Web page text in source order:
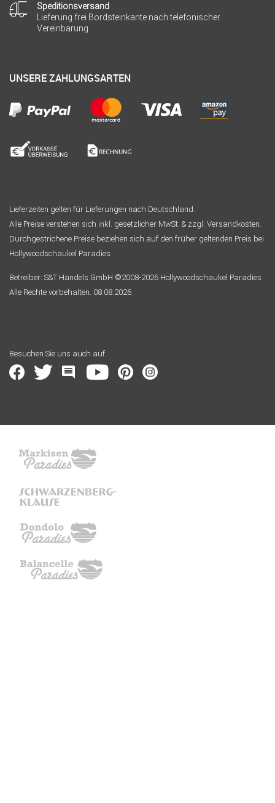
Speditionsversand
Lieferung frei Bordsteinkante nach telefonischer
Vereinbarung
UNSERE ZAHLUNGSARTEN
Lieferzeiten gelten für Lieferungen nach Deutschland.
Alle Preise verstehen sich inkl. gesetzlicher MwSt. & zzgl. Versandkosten.
Durchgestrichene Preise beziehen sich auf den früher geltenden Preis bei
Hollywoodschaukel Paradies
Betreiber: S&T Handels GmbH ©2008-2026 Hollywoodschaukel Paradies
Alle Rechte vorbehalten. 08.08.2026
Besuchen Sie uns auch auf